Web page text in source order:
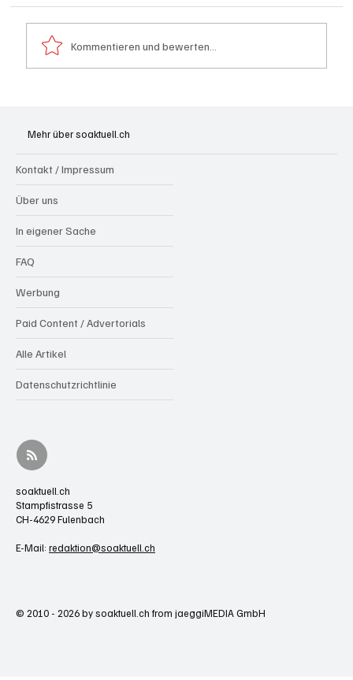
Kommentieren und bewerten...
Mehr über soaktuell.ch
Kontakt / Impressum
Über uns
In eigener Sache
FAQ
Werbung
Paid Content / Advertorials
Alle Artikel
Datenschutzrichtlinie
soaktuell.ch
Stampfistrasse 5
CH-4629 Fulenbach
E-Mail: redaktion@soaktuell.ch
© 2010 - 2026 by soaktuell.ch from jaeggiMEDIA GmbH